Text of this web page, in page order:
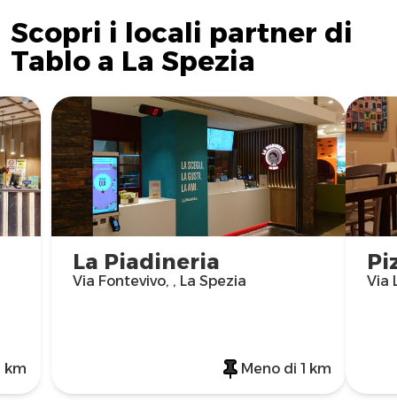
Scopri i locali partner di
Tablo a La Spezia
La Piadineria
Via Fontevivo, , La Spezia
Meno di 1 km
Via
km